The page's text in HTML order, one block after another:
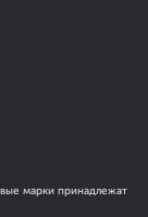
марки принадлежат